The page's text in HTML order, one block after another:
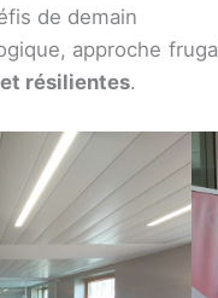
de demain
approche
résilientes.